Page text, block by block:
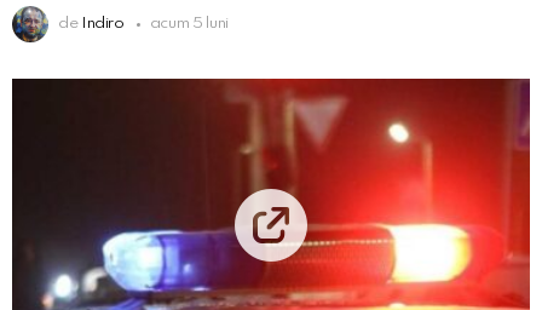
de Indiro acum 5 luni